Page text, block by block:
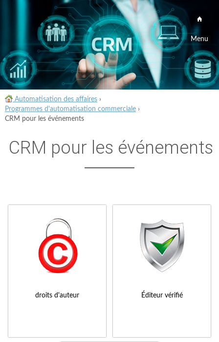
Menu
Automatisation des affaires ›
Programmes d'automatisation commerciale ›
CRM pour les événements
CRM pour les événements
droits d'auteur Éditeur vérifié